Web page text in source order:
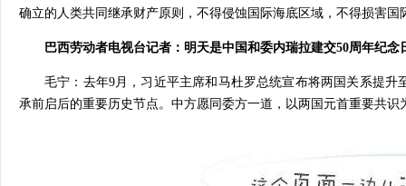
确立的人类共同继承财产原则，不得侵蚀国际海底区域，不得损害国
巴西劳动者电视台记者：明天是中国和委内瑞拉建交50周年纪
毛宁：去年9月，习近平主席和马杜罗总统宣布将两国关系提
承前启后的重要历史节点。中方愿同委方一道，以两国元首重要共